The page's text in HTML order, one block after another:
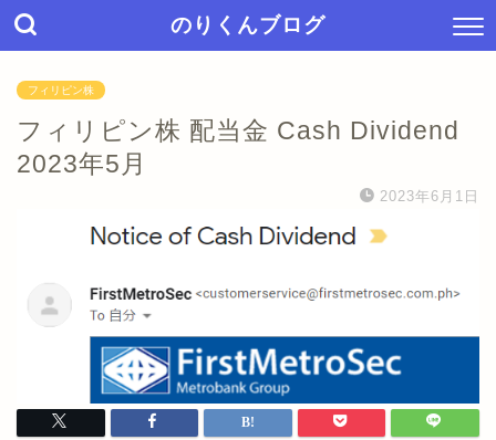
のりくんブログ
フィリピン株
フィリピン株 配当金 Cash Dividend
2023年5月
2023年6月1日